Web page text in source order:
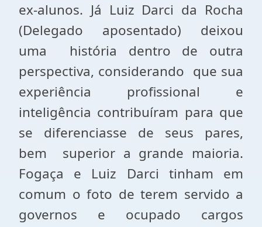
ex-alunos. Já Luiz Darci da Rocha
(Delegado aposentado) deixou
uma história dentro de outra
perspectiva, considerando que sua
experiência profissional e
inteligência contribuíram para que
se diferenciasse de seus pares,
bem superior a grande maioria.
Fogaça e Luiz Darci tinham em
comum o foto de terem servido a
governos e ocupado cargos